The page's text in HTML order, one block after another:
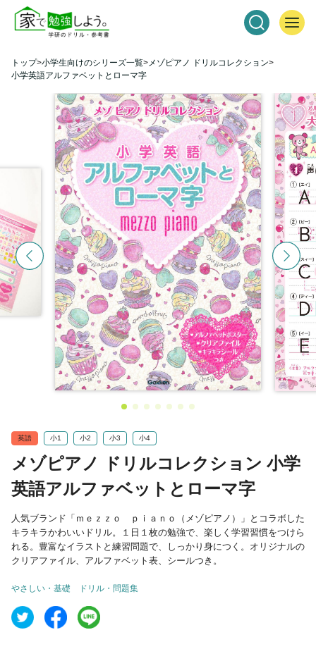
トップ 小学生向けのシリーズ一覧
メゾピアノ ドリルコレクション
小学英語アルファベットとローマ字
英語 小1 小2 小3 小4
メゾピアノ ドリルコレクション 小学
英語アルファベットとローマ字
人気ブランド「ｍｅｚｚｏ ｐｉａｎｏ（メゾピアノ）」とコラボした
キラキラかわいいドリル。１日１枚の勉強で、楽しく学習習慣をつけら
れる。豊富なイラストと練習問題で、しっかり身につく。オリジナルの
クリアファイル、アルファベット表、シールつき。
やさしい・基礎 ドリル・問題集